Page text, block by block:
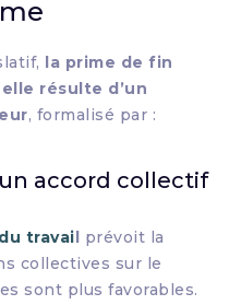
la prime de fin
résulte d’un
, formalisé par :
accord collectif
travail prévoit la
collectives sur le
sont plus favorables.